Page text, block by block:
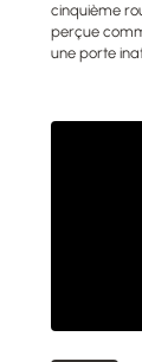
cinquième
perçue
une porte